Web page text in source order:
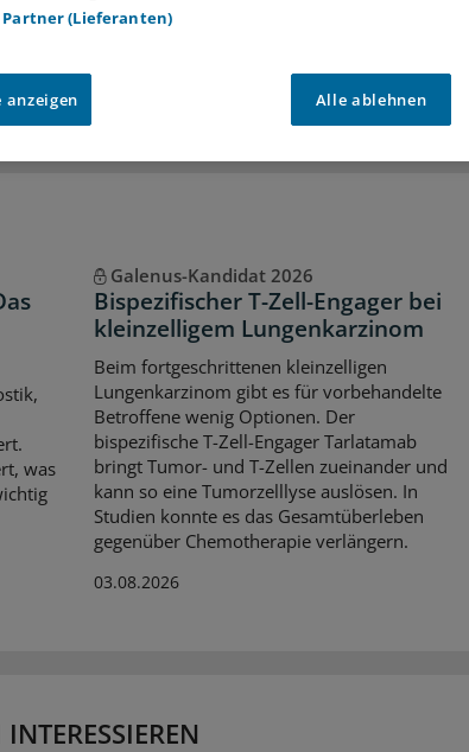
auf allemedizinischen Berichte und Kommentare
Voraussetzungen für den Zugang
was
Galenus-Kandidat 2026
Bispezifischer T-Zell-Engager bei
kleinzelligem Lungenkarzinom
Beim fortgeschrittenen kleinzelligen
Lungenkarzinom gibt es für vorbehandelte
Betroffene wenig Optionen. Der
bispezifische T-Zell-Engager Tarlatamab
bringt Tumor- und T-Zellen zueinander und
kann so eine Tumorzelllyse auslösen. In
Studien konnte es das Gesamtüberleben
gegenüber Chemotherapie verlängern.
03.08.2026
Partner (Lieferanten)
anzeigen Alle ablehnen